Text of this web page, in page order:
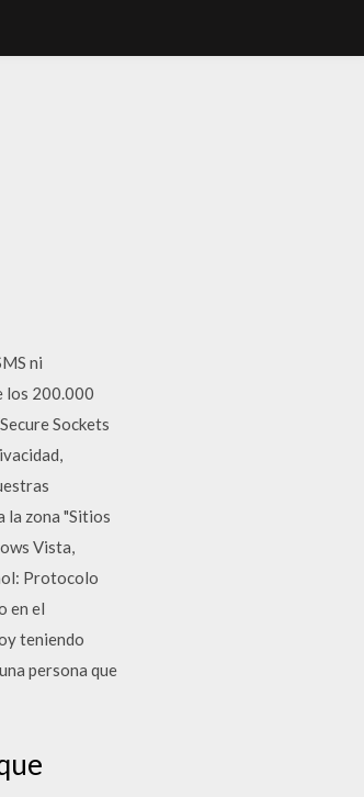
ni
los 200.000
Sockets
la zona "Sitios
Vista,
Protocolo
en el
teniendo
persona que